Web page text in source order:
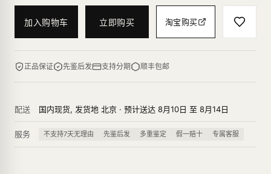
加入购物车 立即购买 淘宝购买
正品保证 先鉴后发 支持分期 顺丰包邮
配送 国内现货, 发货地 北京 · 预计送达 8月10日 至 8月14日
服务 不支持7天无理由 先鉴后发 多重鉴定 假一赔十 专属客服